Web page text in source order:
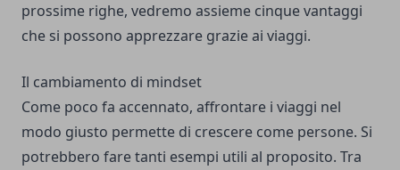
prossime righe, vedremo assieme cinque vantaggi
che si possono apprezzare grazie ai viaggi.
Il cambiamento di mindset
Come poco fa accennato, affrontare i viaggi nel
modo giusto permette di crescere come persone. Si
potrebbero fare tanti esempi utili al proposito. Tra